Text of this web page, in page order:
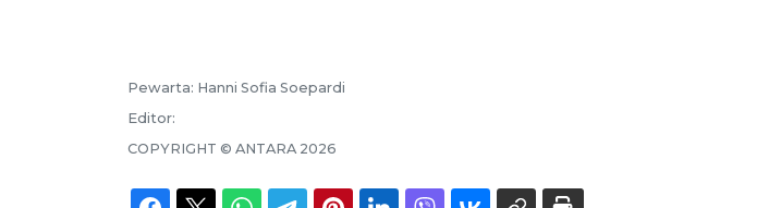
Pewarta: Hanni Sofia Soepardi
Editor:
COPYRIGHT © ANTARA 2026